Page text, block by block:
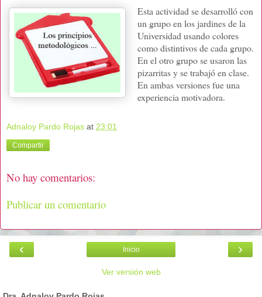
Esta actividad se desarrolló con
un grupo en los jardines de la
Universidad usando colores
como distintivos de cada grupo.
En el otro grupo se usaron las
pizarritas y se trabajó en clase.
En ambas versiones fue una
experiencia motivadora.
Adnaloy Pardo Rojas at 23:01
Compartir
No hay comentarios:
Publicar un comentario
‹ ›
Inicio
Ver versión web